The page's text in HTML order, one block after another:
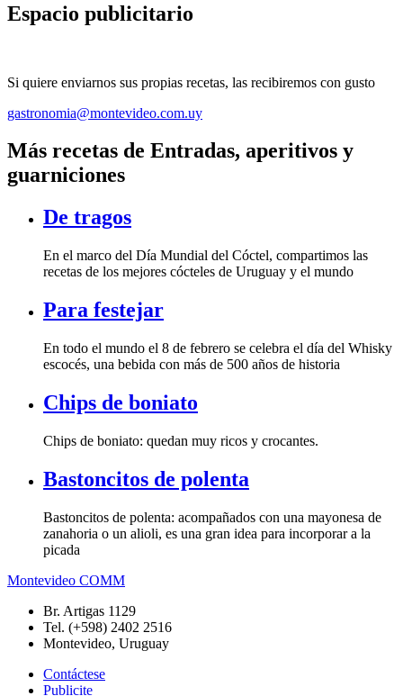
Espacio publicitario
Si quiere enviarnos sus propias recetas, las recibiremos con gusto
gastronomia@montevideo.com.uy
Más recetas de Entradas, aperitivos y
guarniciones
De tragos
En el marco del Día Mundial del Cóctel, compartimos las
recetas de los mejores cócteles de Uruguay y el mundo
Para festejar
En todo el mundo el 8 de febrero se celebra el día del Whisky
escocés, una bebida con más de 500 años de historia
Chips de boniato
Chips de boniato: quedan muy ricos y crocantes.
Bastoncitos de polenta
Bastoncitos de polenta: acompañados con una mayonesa de
zanahoria o un alioli, es una gran idea para incorporar a la
picada
Montevideo COMM
Br. Artigas 1129
Tel. (+598) 2402 2516
Montevideo, Uruguay
Contáctese
Publicite